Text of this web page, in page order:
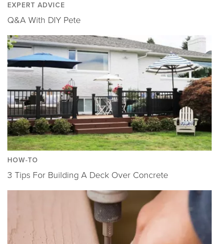
EXPERT ADVICE
Q&A With DIY Pete
HOW-TO
3 Tips For Building A Deck Over Concrete